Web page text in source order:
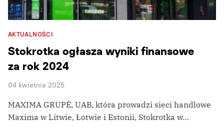
AKTUALNOŚCI
Stokrotka ogłasza wyniki finansowe
za rok 2024
04 kwietnia 2025
MAXIMA GRUPĖ, UAB, która prowadzi sieci handlowe
Maxima w Litwie, Łotwie i Estonii, Stokrotka w…